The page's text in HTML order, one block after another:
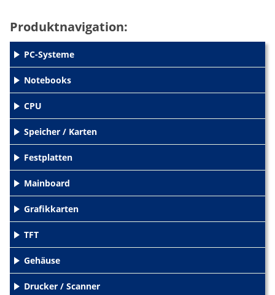
Produktnavigation:
PC-Systeme
Notebooks
+CPU
+Speicher / Karten
Festplatten
Mainboard
+Grafikkarten
TFT
+Gehäuse
Drucker / Scanner